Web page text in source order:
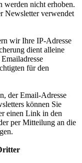
werden nicht erhoben.
Newsletter verwendet
wir Ihre IP-Adresse
dient alleine
für den
der Email-Adresse
können Sie
einen Link in den
per Mitteilung an die